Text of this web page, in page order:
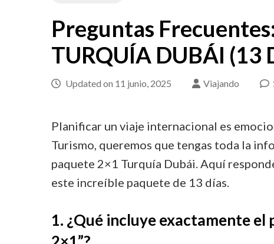
Preguntas
TURQUÍA DUBÁI (13
Updated on 11 junio, 2025 Viajando
Planificar un viaje internacional es
Turismo, queremos que tengas toda la
paquete 2×1 Turquía Dubái. Aquí
este increíble paquete de 13 días.
1. ¿Qué incluye exactamente el